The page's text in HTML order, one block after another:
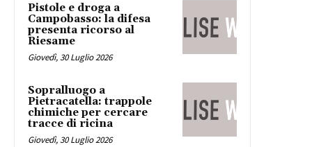
Pistole e droga a
Campobasso: la difesa
presenta ricorso al
Riesame
Giovedì, 30 Luglio 2026
Sopralluogo a
Pietracatella: trappole
chimiche per cercare
tracce di ricina
Giovedì, 30 Luglio 2026